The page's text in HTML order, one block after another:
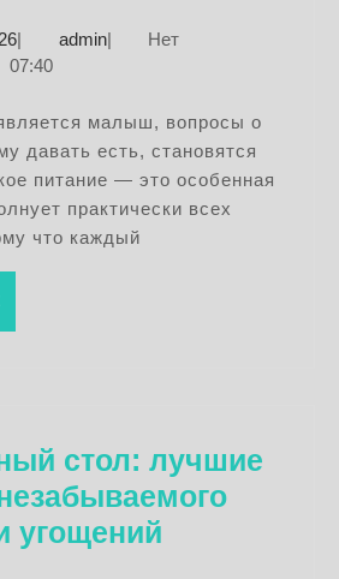
малышей
и
полезные
10
января
| adminadmin
|
Нет
07:40
давать есть, становятся
питание — это особенная
практически всех
что каждый
стол: лучшие
угощений